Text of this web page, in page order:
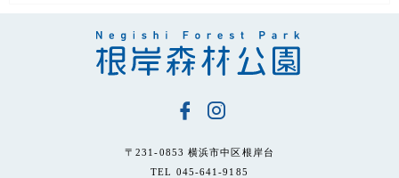
〒231-0853 横浜市中区根岸台
TEL 045-641-9185